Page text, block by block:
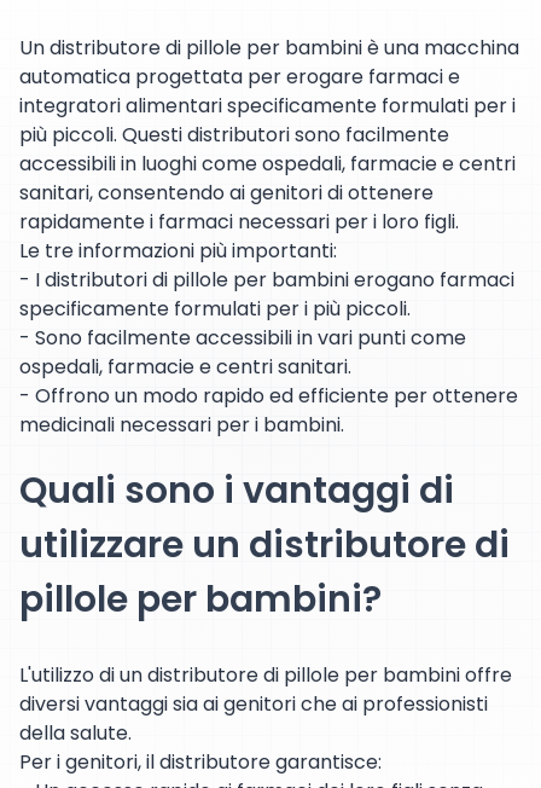
Un distributore di pillole per bambini è una macchina
automatica progettata per erogare farmaci e
integratori alimentari specificamente formulati per i
più piccoli. Questi distributori sono facilmente
accessibili in luoghi come ospedali, farmacie e centri
sanitari, consentendo ai genitori di ottenere
rapidamente i farmaci necessari per i loro figli.
Le tre informazioni più importanti:
- I distributori di pillole per bambini erogano farmaci
specificamente formulati per i più piccoli.
- Sono facilmente accessibili in vari punti come
ospedali, farmacie e centri sanitari.
- Offrono un modo rapido ed efficiente per ottenere
medicinali necessari per i bambini.
Quali sono i vantaggi di
utilizzare un distributore di
pillole per bambini?
L'utilizzo di un distributore di pillole per bambini offre
diversi vantaggi sia ai genitori che ai professionisti
della salute.
Per i genitori, il distributore garantisce: